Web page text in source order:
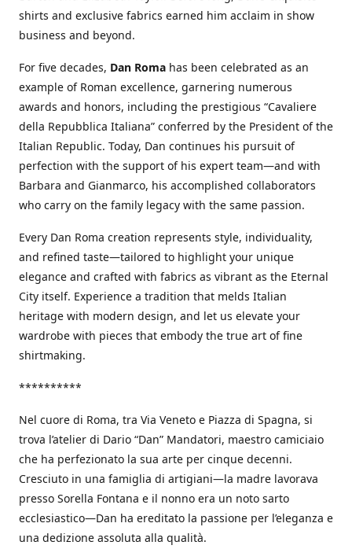
shirts and exclusive fabrics earned him acclaim in show
business and beyond.
For five decades, Dan Roma has been celebrated as an
example of Roman excellence, garnering numerous
awards and honors, including the prestigious “Cavaliere
della Repubblica Italiana” conferred by the President of the
Italian Republic. Today, Dan continues his pursuit of
perfection with the support of his expert team—and with
Barbara and Gianmarco, his accomplished collaborators
who carry on the family legacy with the same passion.
Every Dan Roma creation represents style, individuality,
and refined taste—tailored to highlight your unique
elegance and crafted with fabrics as vibrant as the Eternal
City itself. Experience a tradition that melds Italian
heritage with modern design, and let us elevate your
wardrobe with pieces that embody the true art of fine
shirtmaking.
**********
Nel cuore di Roma, tra Via Veneto e Piazza di Spagna, si
trova l’atelier di Dario “Dan” Mandatori, maestro camiciaio
che ha perfezionato la sua arte per cinque decenni.
Cresciuto in una famiglia di artigiani—la madre lavorava
presso Sorella Fontana e il nonno era un noto sarto
ecclesiastico—Dan ha ereditato la passione per l’eleganza e
una dedizione assoluta alla qualità.